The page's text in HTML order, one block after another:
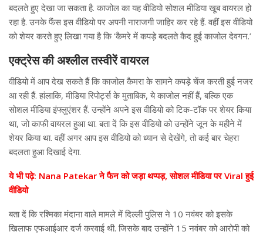
बदलते हुए देखा जा सकता है. काजोल का यह वीडियो सोशल मीडिया खूब वायरल हो
रहा है. उनके फैंस इस वीडियो पर अपनी नाराजगी जाहिर कर रहे हैं. वहीं इस वीडियो
को शेयर करते हुए लिखा गया है कि ‘कैमरे में कपड़े बदलते कैद हुई काजोल देवगन.’
एक्ट्रेस की अश्लील तस्वीरें वायरल
वीडियो में आप देख सकते हैं कि काजोल कैमरा के सामने कपड़े चेंज करती हुई नजर
आ रही हैं. हांलाकि, मीडिया रिपोर्ट्स के मुताबिक, ये काजोल नहीं हैं, बल्कि एक
सोशल मीडिया इंफ्लुएंशर हैं. उन्होंने अपने इस वीडियो को टिक-टॉक पर शेयर किया
था, जो काफी वायरल हुआ था. बता दें कि इस वीडियो को उन्होंने जून के महीने में
शेयर किया था. वहीं अगर आप इस वीडियो को ध्यान से देखेंगे, तो कई बार चेहरा
बदलता हुआ दिखाई देगा.
ये भी पढ़े: Nana Patekar ने फैन को जड़ा थप्पड़, सोशल मीडिया पर Viral हुई
वीडियो
बता दें कि रश्मिका मंदाना वाले मामले में दिल्ली पुलिस ने 10 नवंबर को इसके
खिलाफ एफआईआर दर्ज करवाई थी. जिसके बाद उन्होंने 15 नवंबर को आरोपी को